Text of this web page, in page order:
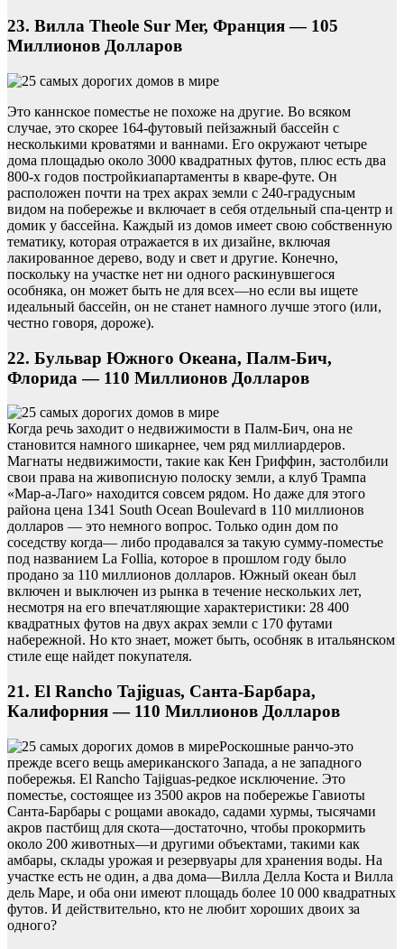
23. Вилла Theole Sur Mer, Франция — 105
Миллионов Долларов
Это каннское поместье не похоже на другие. Во всяком
случае, это скорее 164-футовый пейзажный бассейн с
несколькими кроватями и ваннами. Его окружают четыре
дома площадью около 3000 квадратных футов, плюс есть два
800-х годов постройкиапартаменты в кваре-футе. Он
расположен почти на трех акрах земли с 240-градусным
видом на побережье и включает в себя отдельный спа-центр и
домик у бассейна. Каждый из домов имеет свою собственную
тематику, которая отражается в их дизайне, включая
лакированное дерево, воду и свет и другие. Конечно,
поскольку на участке нет ни одного раскинувшегося
особняка, он может быть не для всех—но если вы ищете
идеальный бассейн, он не станет намного лучше этого (или,
честно говоря, дороже).
22. Бульвар Южного Океана, Палм-Бич,
Флорида — 110 Миллионов Долларов
Когда речь заходит о недвижимости в Палм-Бич, она не
становится намного шикарнее, чем ряд миллиардеров.
Магнаты недвижимости, такие как Кен Гриффин, застолбили
свои права на живописную полоску земли, а клуб Трампа
«Мар-а-Лаго» находится совсем рядом. Но даже для этого
района цена 1341 South Ocean Boulevard в 110 миллионов
долларов — это немного вопрос. Только один дом по
соседству когда— либо продавался за такую сумму-поместье
под названием La Follia, которое в прошлом году было
продано за 110 миллионов долларов. Южный океан был
включен и выключен из рынка в течение нескольких лет,
несмотря на его впечатляющие характеристики: 28 400
квадратных футов на двух акрах земли с 170 футами
набережной. Но кто знает, может быть, особняк в итальянском
стиле еще найдет покупателя.
21. El Rancho Tajiguas, Санта-Барбара,
Калифорния — 110 Миллионов Долларов
Роскошные ранчо-это
прежде всего вещь американского Запада, а не западного
побережья. El Rancho Tajiguas-редкое исключение. Это
поместье, состоящее из 3500 акров на побережье Гавиоты
Санта-Барбары с рощами авокадо, садами хурмы, тысячами
акров пастбищ для скота—достаточно, чтобы прокормить
около 200 животных—и другими объектами, такими как
амбары, склады урожая и резервуары для хранения воды. На
участке есть не один, а два дома—Вилла Делла Коста и Вилла
дель Маре, и оба они имеют площадь более 10 000 квадратных
футов. И действительно, кто не любит хороших двоих за
одного?